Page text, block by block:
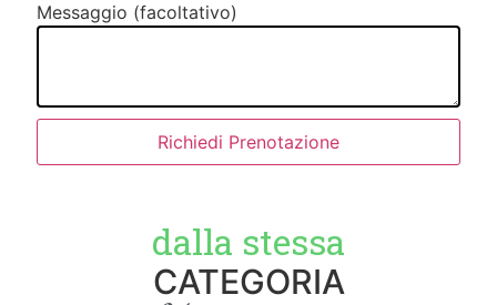
Messaggio (facoltativo)
Richiedi Prenotazione
dalla stessa
CATEGORIA